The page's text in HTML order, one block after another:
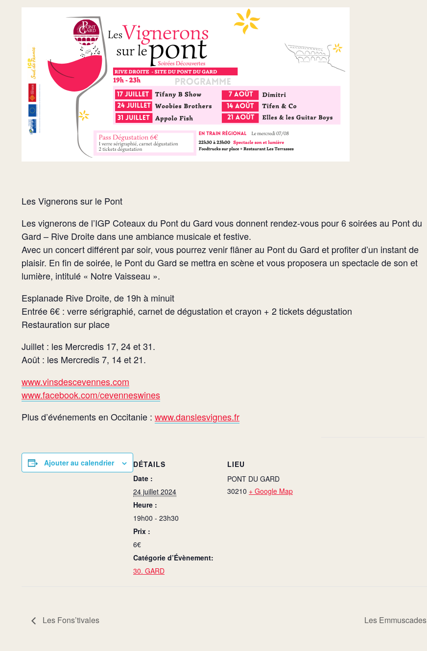
Les Vignerons sur le Pont
Les vignerons de l’IGP Coteaux du Pont du Gard vous donnent rendez-vous pour 6 soirées au Pont du
Gard – Rive Droite dans une ambiance musicale et festive.
Avec un concert différent par soir, vous pourrez venir flâner au Pont du Gard et profiter d’un instant de
plaisir. En fin de soirée, le Pont du Gard se mettra en scène et vous proposera un spectacle de son et
lumière, intitulé « Notre Vaisseau ».
Esplanade Rive Droite, de 19h à minuit
Entrée 6€ : verre sérigraphié, carnet de dégustation et crayon + 2 tickets dégustation
Restauration sur place
Juillet : les Mercredis 17, 24 et 31.
Août : les Mercredis 7, 14 et 21.
www.vinsdescevennes.com
www.facebook.com/cevenneswines
Plus d’événements en Occitanie : www.danslesvignes.fr
Ajouter au calendrier
DÉTAILS
Date :
24 juillet 2024
Heure :
19h00 - 23h30
Prix :
6€
Catégorie d’Évènement:
30. GARD
LIEU
PONT DU GARD
30210 + Google Map
Les Fons’tivales Les Emmuscades